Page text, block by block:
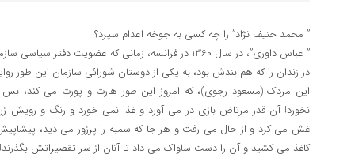
” محمد حنیف نژاد” را چه کسی به جوخه اعدام سپرد؟
” عباس داوری”، در سال 1360 در فرانسه، زمانی که
در زندان را که هم بندش بود، به یکی از دوستان شورائی سازمان این طور
این مردک (مسعود رجوی)، که امروز این طور هارت و پورت می کند،
نخورد! آن قدر مرتاض بازی در می آورد و غذا نمی خورد و رنگ و
غش می کرد و از حال می رفت و هر جا که سمبه را پرزور می دید، پیشاپیش
کاغذ می کشید و آن را دست ساواک می داد تا آنان از سر تقصیراتش